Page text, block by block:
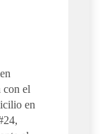
con el
en